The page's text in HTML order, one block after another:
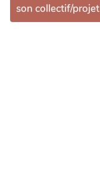
son collectif/projet